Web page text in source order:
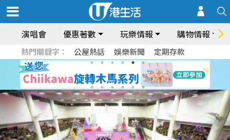
演唱會 優惠著數 玩樂情報 購物情報
熱門關鍵字： 公屋熱話 娛樂新聞 定期存款